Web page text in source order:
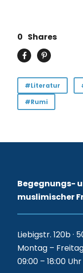
0 Shares
#Literatur
#Rumi
Begegnungs-
muslimischer
Liebigstr. 120b ·
Montag –
09:00 – 18:00 Uhr